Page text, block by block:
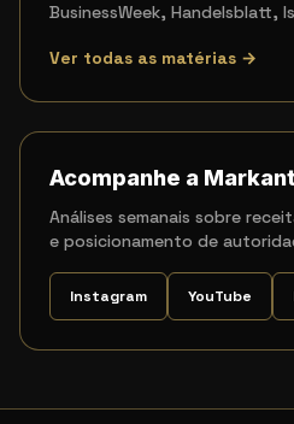
BusinessWeek, Handelsblatt,
Ver todas as matérias →
Acompanhe a
Análises semanais sobre
e posicionamento de
Instagram YouTube